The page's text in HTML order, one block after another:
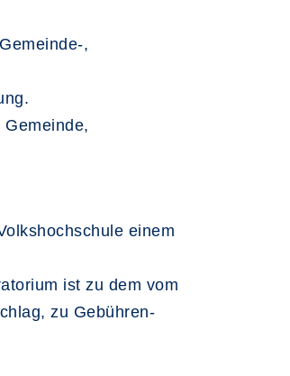
,
einem
ist zu dem vom
zu Gebühren-